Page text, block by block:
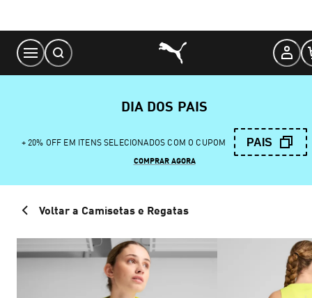
Content
DIA DOS PAIS
+ 20% OFF EM ITENS SELECIONADOS COM O CUPOM PAIS
COMPRAR AGORA
Voltar a Camisetas e Regatas